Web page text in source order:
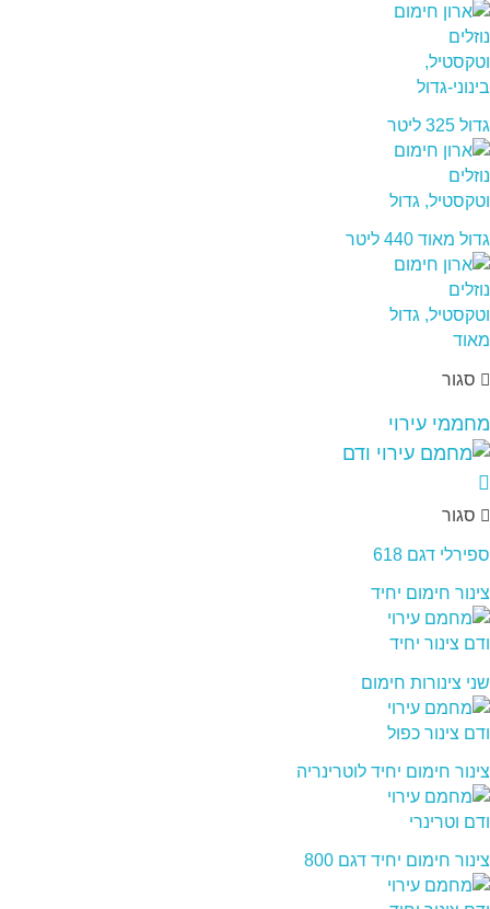
גדול 325 ליטר
גדול מאוד 440 ליטר
סגור
מחממי עירוי
סגור
ספירלי דגם 618
צינור חימום יחיד
שני צינורות חימום
צינור חימום יחיד לוטרינריה
צינור חימום יחיד דגם 800